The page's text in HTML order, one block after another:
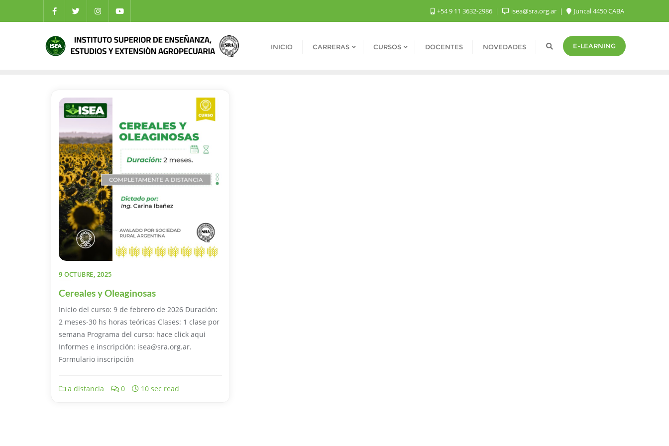
+54 9 11 3632-2986 isea@sra.org.ar Juncal 4450 CABA
INICIO CARRERAS CURSOS DOCENTES NOVEDADES E-LEARNING
9 OCTUBRE, 2025
Cereales y Oleaginosas
Inicio del curso: 9 de febrero de 2026 Duración:
2 meses-30 hs horas teóricas Clases: 1 clase por
semana Programa del curso: hace click aqui
Informes e inscripción: isea@sra.org.ar.
Formulario inscripción
a distancia 0 10 sec read